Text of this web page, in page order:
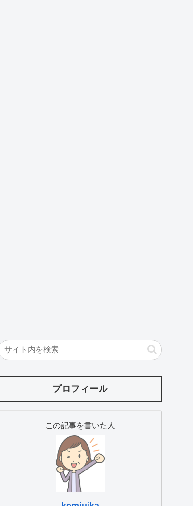
プロフィール
この記事を書いた人